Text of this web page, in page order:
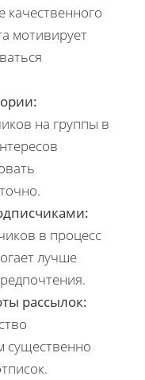
качественного
мотивирует
на группы в
в процесс
лучше
рассылок:
существенно